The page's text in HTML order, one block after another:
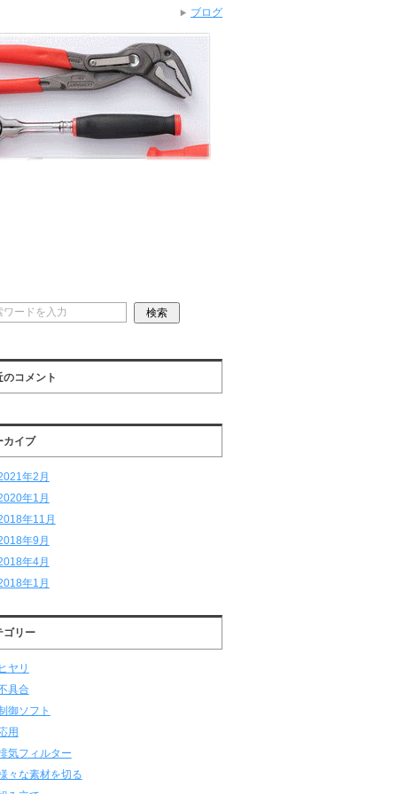
のコメント
カイブ
年2月
年1月
年11月
年9月
年4月
年1月
ゴリー
ヒヤリ
具合
御ソフト
用
気フィルター
々な素材を切る
ブログ